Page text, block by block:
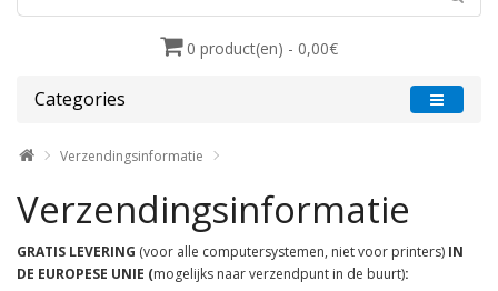
0 product(en) - 0,00€
Categories
Verzendingsinformatie
Verzendingsinformatie
GRATIS LEVERING (voor alle computersystemen, niet voor printers) IN
DE EUROPESE UNIE (mogelijks naar verzendpunt in de buurt):